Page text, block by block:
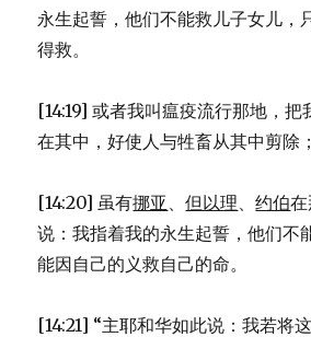
永生起誓，他们不能救儿子女儿，
得救。
[14:19] 或者我叫瘟疫流行那地，把
在其中，好使人与牲畜从其中剪除；
[14:20] 虽有挪亚 、但以理、约伯
说：我指着我的永生起誓，他们不
能因自己的义救自己的命。
[14:21] “主耶和华如此说：我若将